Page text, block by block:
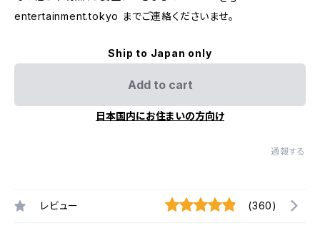
entertainment.tokyo までご連絡くださいませ。
Ship to Japan only
Add to cart
日本国内にお住まいの方向け
通報する
レビュー (360)